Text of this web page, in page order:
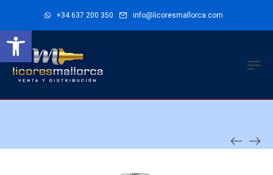
Abrir barra de herramientas
+34 637 200 350 info@licoresmallorca.com